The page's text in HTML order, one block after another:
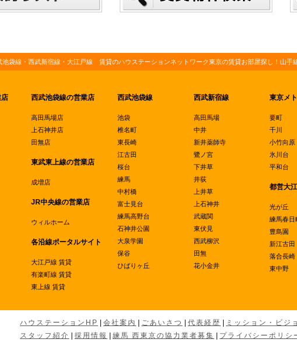
池袋線・西武新宿線・大江戸線 賃貸のハウステーションネットワーク東京の賃貸お部屋探し！山手
西武池袋線の営業店
高田馬場店
上石神井店
田無店
東武東上線の営業店
成増店
JR中央線の営業店
ウィルホーム
各沿線ポータルサイト
大江戸線 賃貸
有楽町線 賃貸
東上線 賃貸
西武池袋線
池袋
椎名町
東長崎
江古田
桜台
練馬
中村橋
富士見台
練馬高野台
石神井公園
大泉学園
保谷
ひばりヶ丘
西武新宿線
高田馬場
中井
新井薬師寺
鷺ノ宮
下井草
井荻
上井草
上石神井
武蔵関
東伏見
西武柳沢
田無
花小金井
東京メ
要町
千川
小竹向原
氷川台
平和台
都営大
光が丘
練馬春日
豊島園
新江古田
落合長崎
東中野
ハウステーションHP 会社案内 ごあいさつ 代表経歴 ミッション・ビジ
スタッフ紹介
採用情報 練馬 西東京の協力業者募集 プライバシーポリシ